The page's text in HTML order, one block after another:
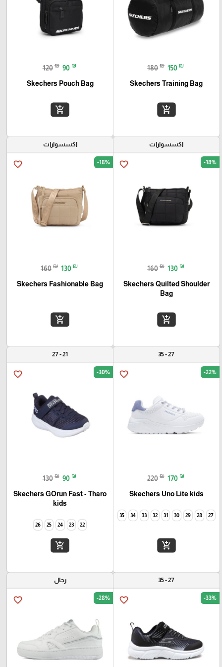
180 ₪ 150 ₪
Skechers Training Bag
add_shopping_cart
120 ₪ 90 ₪
Skechers Pouch Bag
add_shopping_cart
اكسسوارات
favorite_border -18%
160 ₪ 130 ₪
Skechers Quilted Shoulder
Bag
add_shopping_cart
اكسسوارات
favorite_border -18%
160 ₪ 130 ₪
Skechers Fashionable Bag
add_shopping_cart
27 - 35
favorite_border -22%
220 ₪ 170 ₪
Skechers Uno Lite kids
27
28
29
30
31
32
33
34
35
add_shopping_cart
21 - 27
favorite_border -30%
130 ₪ 90 ₪
Skechers GOrun Fast - Tharo
kids
22
23
24
25
26
add_shopping_cart
27 - 35
favorite_border -33%
رجال
favorite_border -28%